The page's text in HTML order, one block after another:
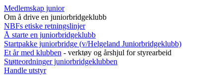
Medlemskap junior
Om å drive en juniorbridgeklubb
NBFs etiske retningslinjer
Å starte en juniorbridgeklubb
Startpakke juniorbridge (v/Helgeland Juniorbridgeklubb)
Et år med klubben - verktøy og årshjul for styrearbeid
Støtteordninger juniorbridgeklubben
Handle utstyr